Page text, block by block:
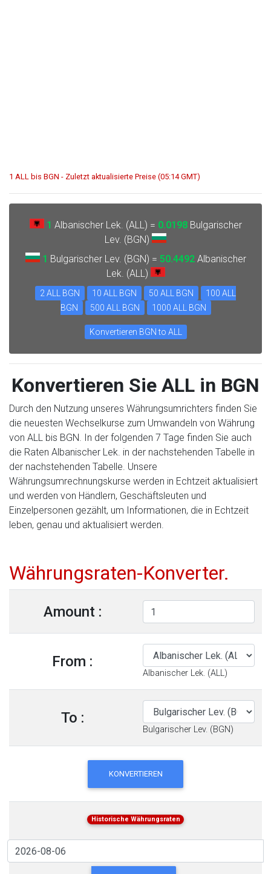
1 ALL bis BGN - Zuletzt aktualisierte Preise (05:14 GMT)
1 Albanischer Lek. (ALL) = 0.0198Bulgarischer
Lev. (BGN)
1 Bulgarischer Lev. (BGN) = 50.4492Albanischer
Lek. (ALL)
2 ALL BGN 10 ALL BGN 50 ALL BGN
100 ALL
BGN
500 ALL BGN 1000 ALL BGN
Konvertieren BGN to ALL
Konvertieren Sie ALL in BGN
Durch den Nutzung unseres Währungsumrichters finden Sie
die neuesten Wechselkurse zum Umwandeln von Währung
von ALL bis BGN. In der folgenden 7 Tage finden Sie auch
die Raten Albanischer Lek. in der nachstehenden Tabelle in
der nachstehenden Tabelle. Unsere
Währungsumrechnungskurse werden in Echtzeit aktualisiert
und werden von Händlern, Geschäftsleuten und
Einzelpersonen gezählt, um Informationen, die in Echtzeit
leben, genau und aktualisiert werden.
Währungsraten-Konverter.
Amount :
From :
Albanischer Lek. (ALL)
To :
Bulgarischer Lev. (BGN)
KONVERTIEREN
Historische Währungsraten